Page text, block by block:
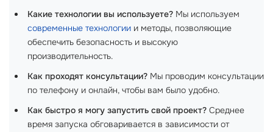
Какие технологии вы используете? Мы используем
современные технологии и методы, позволяющие
обеспечить безопасность и высокую
производительность.
Как проходят консультации? Мы проводим консультации
по телефону и онлайн, чтобы вам было удобно.
Как быстро я могу запустить свой проект? Среднее
время запуска обговаривается в зависимости от